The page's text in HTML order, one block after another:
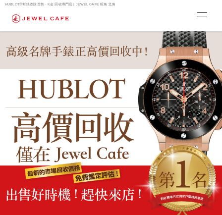
HUBLOT宇舶錶收購首飾・K金 回收專門店 | JEWEL CAFE 旺角 北角